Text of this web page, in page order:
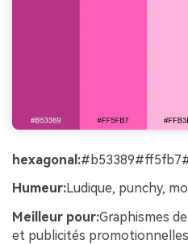
hexagonal:
Humeur:Ludique, punchy,
Meilleur pour:Graphismes
et publicités promotionnelles